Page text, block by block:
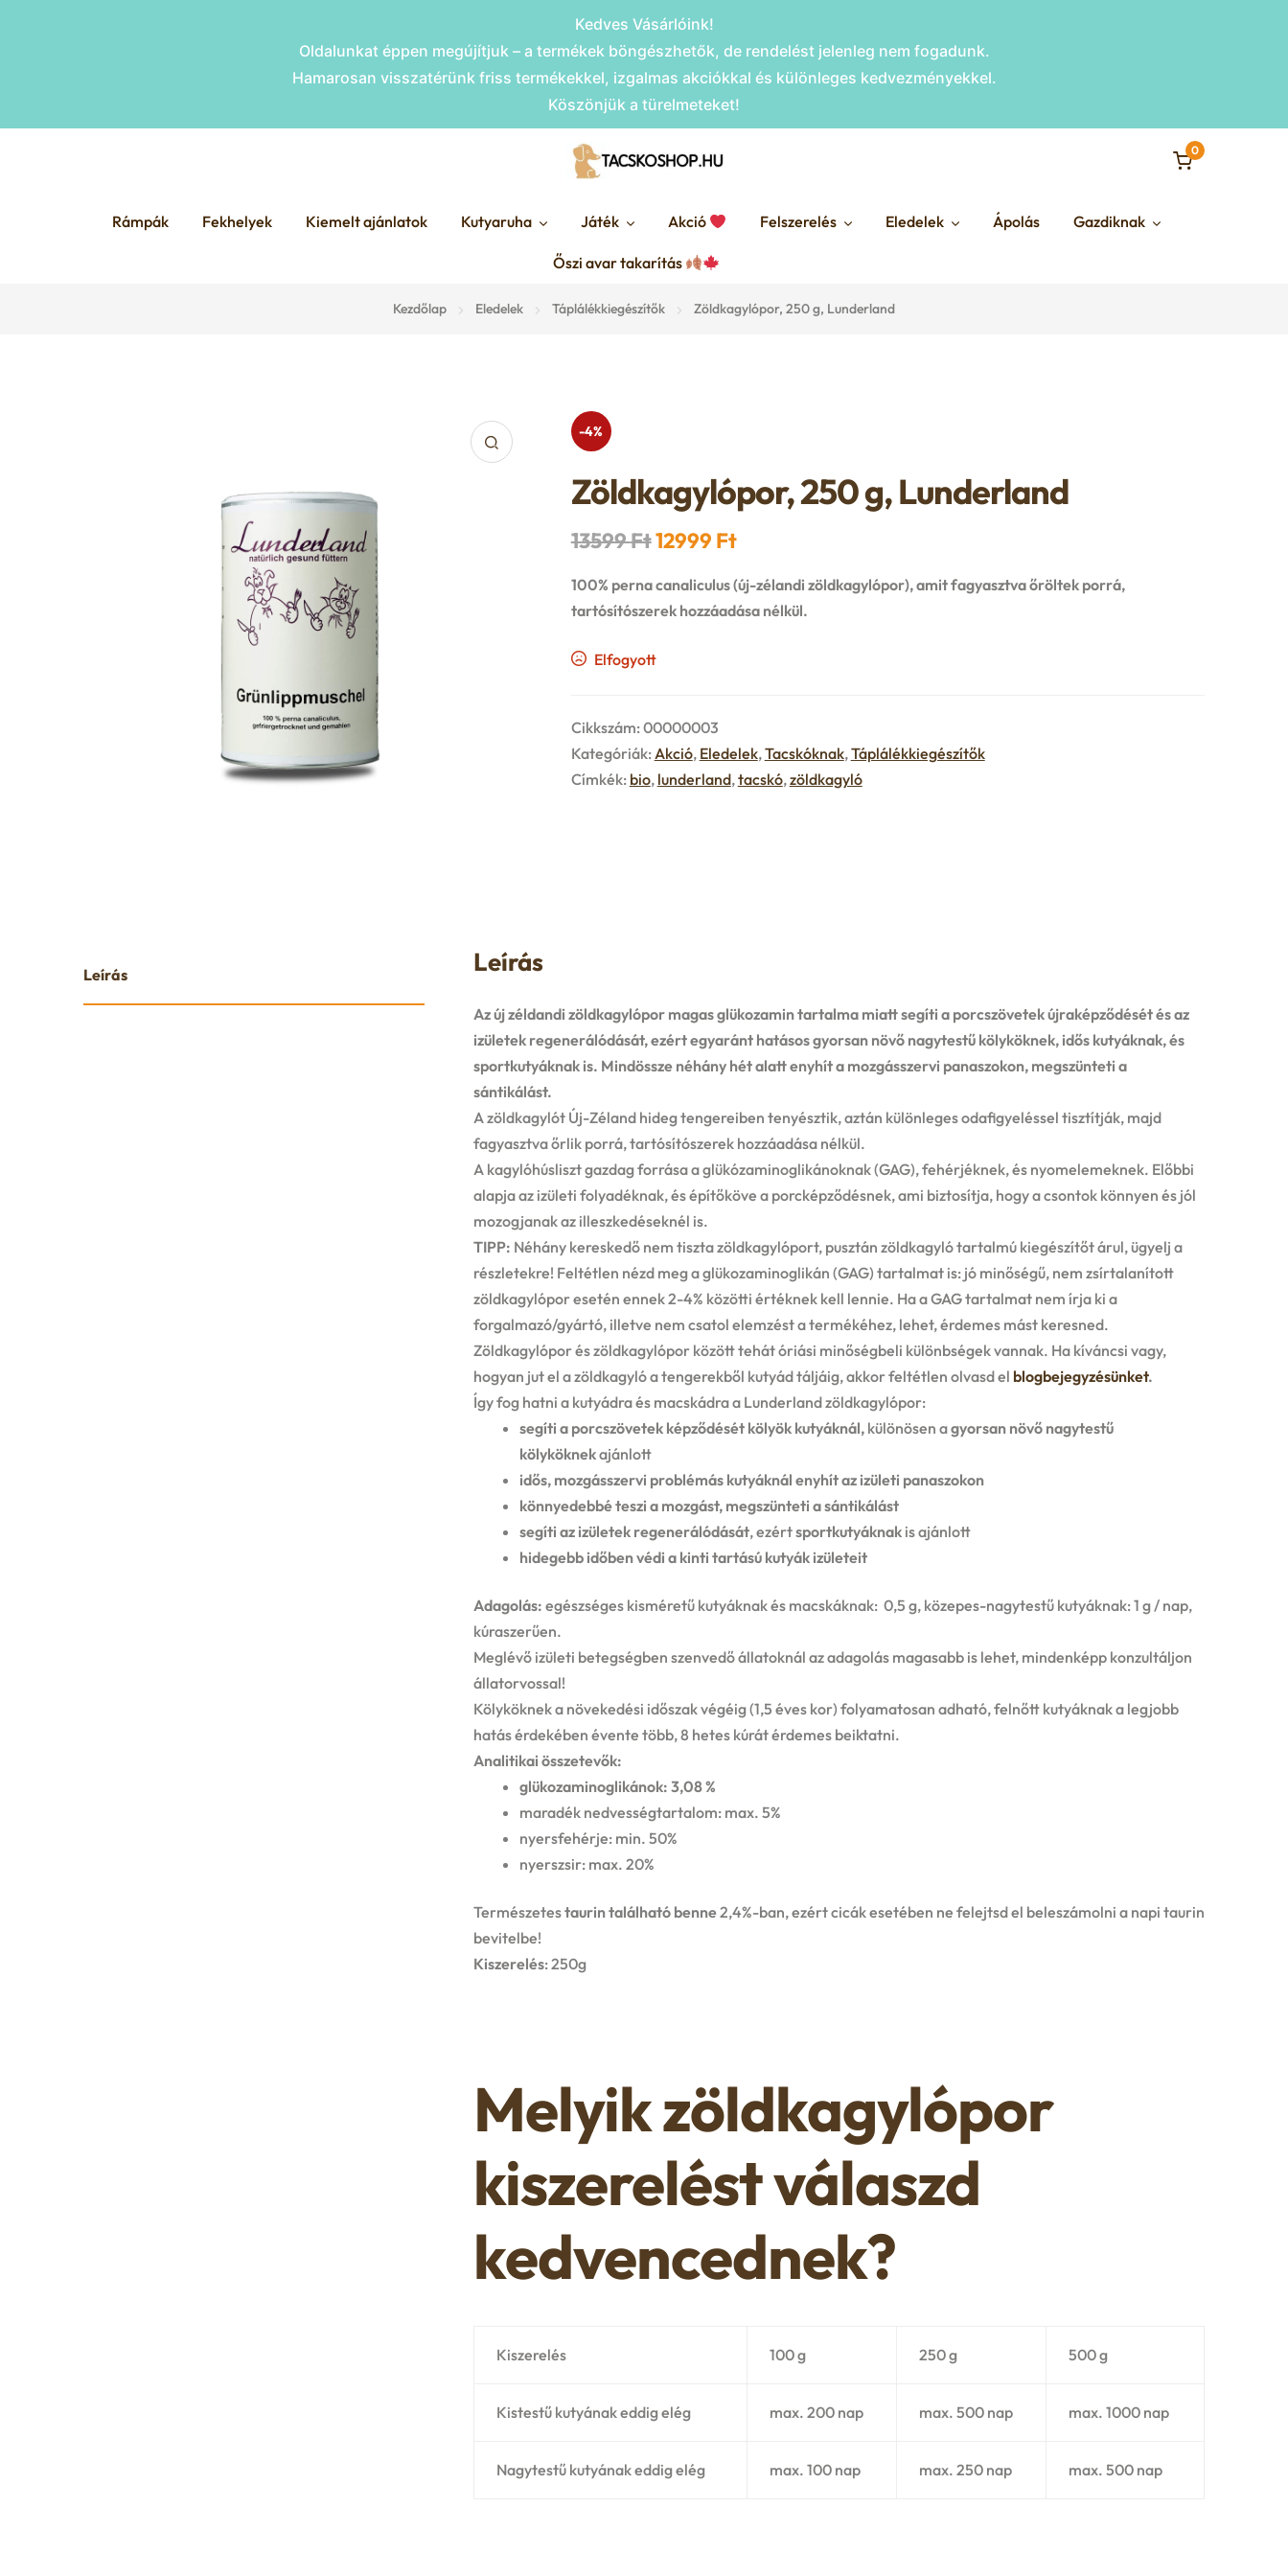
Kedves Vásárlóink!
Oldalunkat éppen megújítjuk – a termékek böngészhetők, de rendelést jelenleg nem fogadunk.
Hamarosan visszatérünk friss termékekkel, izgalmas akciókkal és különleges kedvezményekkel.
Köszönjük a türelmeteket!
navigation
content
0
Rámpák Fekhelyek Kiemelt ajánlatok Kutyaruha Játék Akció Felszerelés Eledelek Ápolás Gazdiknak
Őszi avar takarítás
Kezdőlap Eledelek Táplálékkiegészítők Zöldkagylópor, 250 g, Lunderland
-4%
Zöldkagylópor, 250 g, Lunderland
13599FtOriginal
price
was:
12999 FtCurrent
price
is:
100% perna canaliculus(új-zélandi zöldkagylópor), amit fagyasztva őröltek porrá,
tartósítószerek hozzáadása nélkül.
Elfogyott
Cikkszám:00000003
Kategóriák: Akció, Eledelek,Tacskóknak,Táplálékkiegészítők
Címkék: bio, lunderland,tacskó,zöldkagyló
Leírás Leírás
Az új zéldandi zöldkagylópor magas glükozamin tartalma miatt segíti a porcszövetek újraképződését és az
izületek regenerálódását, ezért egyaránt hatásos gyorsan növő nagytestű kölyköknek, idős kutyáknak, és
sportkutyáknak is. Mindössze néhány hét alatt enyhít a mozgásszervi panaszokon, megszünteti a
sántikálást.
A zöldkagylót Új-Zéland hideg tengereiben tenyésztik, aztán különleges odafigyeléssel tisztítják, majd
fagyasztva őrlik porrá, tartósítószerek hozzáadása nélkül.
A kagylóhúsliszt gazdag forrása a glükózaminoglikánoknak (GAG), fehérjéknek, és nyomelemeknek. Előbbi
alapja az izületi folyadéknak, és építőköve a porcképződésnek, ami biztosítja, hogy a csontok könnyen és jól
mozogjanak az illeszkedéseknél is.
TIPP: Néhány kereskedő nem tiszta zöldkagylóport, pusztán zöldkagyló tartalmú kiegészítőt árul, ügyelj a
részletekre! Feltétlen nézd meg a glükozaminoglikán (GAG) tartalmat is: jó minőségű, nem zsírtalanított
zöldkagylópor esetén ennek 2-4% közötti értéknek kell lennie. Ha a GAG tartalmat nem írja ki a
forgalmazó/gyártó, illetve nem csatol elemzést a termékéhez, lehet, érdemes mást keresned.
Zöldkagylópor és zöldkagylópor között tehát óriási minőségbeli különbségek vannak. Ha kíváncsi vagy,
hogyan jut el a zöldkagyló a tengerekből kutyád táljáig, akkor feltétlen olvasd el blogbejegyzésünket.
Így fog hatni a kutyádra és macskádra a Lunderland zöldkagylópor:
segíti a porcszövetek képződését kölyök kutyáknál,különösen agyorsan növő nagytestű
kölyköknekajánlott
idős, mozgásszervi problémás kutyáknál enyhít az izületi panaszokon
könnyedebbé teszi a mozgást, megszünteti a sántikálást
segíti az izületek regenerálódását, ezértsportkutyáknakis ajánlott
hidegebb időben védi a kinti tartású kutyák izületeit
Adagolás: egészséges kisméretű kutyáknak és macskáknak: 0,5 g, közepes-nagytestű kutyáknak: 1 g / nap,
kúraszerűen.
Meglévő izületi betegségben szenvedő állatoknál az adagolás magasabb is lehet, mindenképp konzultáljon
állatorvossal!
Kölyköknek a növekedési időszak végéig (1,5 éves kor) folyamatosan adható, felnőtt kutyáknak a legjobb
hatás érdekében évente több, 8 hetes kúrát érdemes beiktatni.
Analitikai összetevők:
glükozaminoglikánok: 3,08 %
maradék nedvességtartalom: max. 5%
nyersfehérje: min. 50%
nyerszsir: max. 20%
Természetestaurin található benne2,4%-ban, ezért cicák esetében ne felejtsd el beleszámolni a napi taurin
bevitelbe!
Kiszerelés: 250g
Melyik zöldkagylópor
kiszerelést válaszd
kedvencednek?
Kiszerelés 100 g 250 g 500 g
Kistestű kutyának eddig elég max. 200 nap max. 500 nap max. 1000 nap
Nagytestű kutyának eddig elég max. 100 nap max. 250 nap max. 500 nap